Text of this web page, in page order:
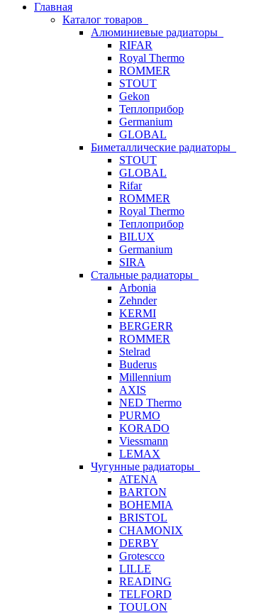
Главная
Каталог товаров
Алюминиевые радиаторы
RIFAR
Royal Thermo
ROMMER
STOUT
Gekon
Теплоприбор
Germanium
GLOBAL
Биметаллические радиаторы
STOUT
GLOBAL
Rifar
ROMMER
Royal Thermo
Теплоприбор
BILUX
Germanium
SIRA
Стальные радиаторы
Arbonia
Zehnder
KERMI
BERGERR
ROMMER
Stelrad
Buderus
Millennium
AXIS
NED Thermo
PURMO
KORADO
Viessmann
LEMAX
Чугунные радиаторы
ATENA
BARTON
BOHEMIA
BRISTOL
CHAMONIX
DERBY
Grotescco
LILLE
READING
TELFORD
TOULON